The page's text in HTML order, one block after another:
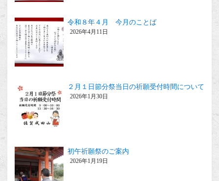
令和８年４月 今月のことば
2026年4月11日
２月１日節分祭当日の祈願受付時間について
2026年1月30日
初午祈願祭のご案内
2026年1月19日